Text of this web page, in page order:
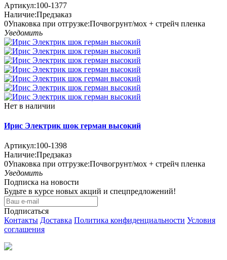
Артикул:100-1377
Наличие:Предзаказ
0Упаковка при отгрузке:Почвогрунт/мох + стрейч пленка
Уведомить
Нет в наличии
Ирис Электрик шок герман высокий
Артикул:100-1398
Наличие:Предзаказ
0Упаковка при отгрузке:Почвогрунт/мох + стрейч пленка
Уведомить
Подписка на новости
Будьте в курсе новых акций и спецпредложений!
Подписаться
Контакты Доставка Политика конфиденциальности Условия
соглашения